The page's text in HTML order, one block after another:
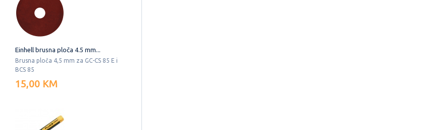
Einhell brusna ploča 4.5 mm...
Brusna ploča 4,5 mm za GC-CS 85 E i
BCS 85
15,00 KM